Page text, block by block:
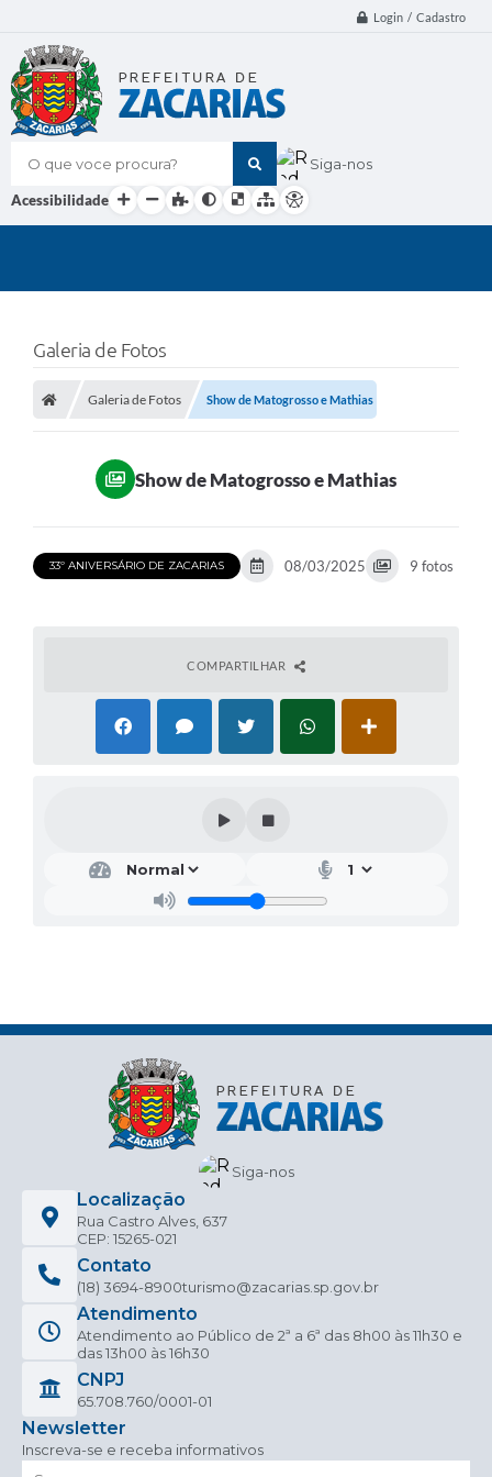
Login / Cadastro
O que voce procura? Siga-nos
Acessibilidade
Galeria de Fotos
Galeria de Fotos Show de Matogrosso e Mathias
Show de Matogrosso e Mathias
33º ANIVERSÁRIO DE ZACARIAS 08/03/2025 9 fotos
COMPARTILHAR
Siga-nos
Localização
Rua Castro Alves, 637
CEP: 15265-021
Contato
(18) 3694-8900turismo@zacarias.sp.gov.br
Atendimento
Atendimento ao Público de 2ª a 6ª das 8h00 às 11h30 e
das 13h00 às 16h30
CNPJ
65.708.760/0001-01
Newsletter
Inscreva-se e receba informativos